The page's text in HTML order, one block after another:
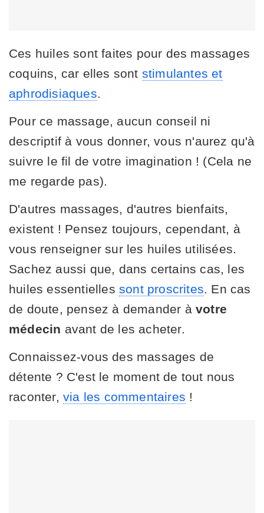
Ces huiles sont faites pour des massages
coquins, car elles sont stimulantes et
aphrodisiaques
Pour ce massage, aucun conseil ni
descriptif à vous donner, vous n'aurez qu'à
suivre le fil de votre imagination ! (Cela ne
me regarde pas).
D'autres massages, d'autres bienfaits,
existent ! Pensez toujours, cependant, à
vous renseigner sur les huiles utilisées.
Sachez aussi que, dans certains cas, les
huiles essentielles sont proscrites . En cas
de doute, pensez à demander àvotre
médecin avant de les acheter.
Connaissez-vous des massages de
détente ? C'est le moment de tout nous
raconter, via les commentaires !